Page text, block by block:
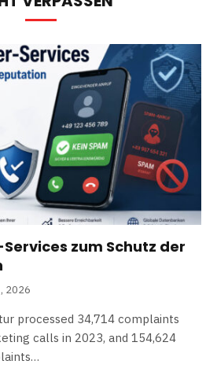
zum Schutz der
2026
processed 34,714 complaints
calls in 2023, and 154,624